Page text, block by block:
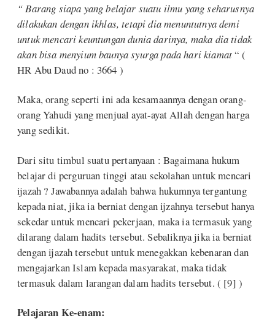
“ Barang siapa yang belajar suatu ilmu yang seharusnya
dilakukan dengan ikhlas, tetapi dia menuntutnya demi
untuk mencari keuntungan dunia darinya, maka dia tidak
akan bisa menyium baunya syurga pada hari kiamat“ (
HR Abu Daud no : 3664 )
Maka, orang seperti ini ada kesamaannya dengan orang-
orang Yahudi yang menjual ayat-ayat Allah dengan harga
yang sedikit.
Dari situ timbul suatu pertanyaan : Bagaimana hukum
belajar di perguruan tinggi atau sekolahan untuk mencari
ijazah ? Jawabannya adalah bahwa hukumnya tergantung
kepada niat, jika ia berniat dengan ijzahnya tersebut hanya
sekedar untuk mencari pekerjaan, maka ia termasuk yang
dilarang dalam hadits tersebut. Sebaliknya jika ia berniat
dengan ijazah tersebut untuk menegakkan kebenaran dan
mengajarkan Islam kepada masyarakat, maka tidak
termasuk dalam larangan dalam hadits tersebut. ( [9] )
Pelajaran Ke-enam: